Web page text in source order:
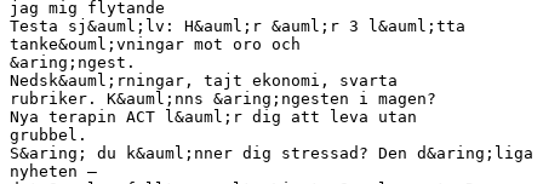
jag mig flytande
Testa sj&auml;lv: H&auml;r &auml;r 3 l&auml;tta
tanke&ouml;vningar mot oro och
&aring;ngest.
Nedsk&auml;rningar, tajt ekonomi, svarta
rubriker. K&auml;nns &aring;ngesten i magen?
Nya terapin ACT l&auml;r dig att leva utan
grubbel.
S&aring; du k&auml;nner dig stressad? Den d&aring;liga
nyheten –